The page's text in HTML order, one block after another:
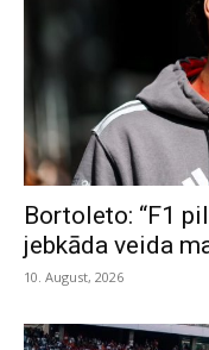
Bortoleto: “F1
jebkāda veida
10. August, 2026